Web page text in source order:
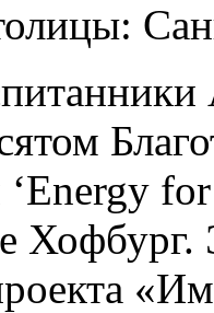
‘Energy